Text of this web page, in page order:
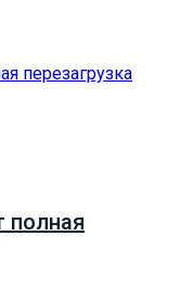
полная